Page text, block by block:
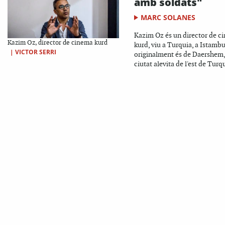
Kazim Oz, director de cinema kurd
| VICTOR SERRI
MARC SOLANES
Kazim Oz és un director de
kurd, viu a Turquia, a
originalment és de
ciutat alevita de l'est de